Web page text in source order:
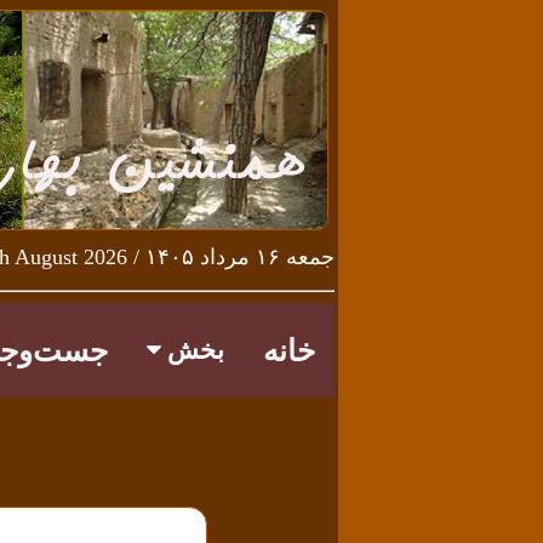
جمعه ۱۶ مرداد ۱۴۰۵ / Friday 7th August 2026
خانه بخش